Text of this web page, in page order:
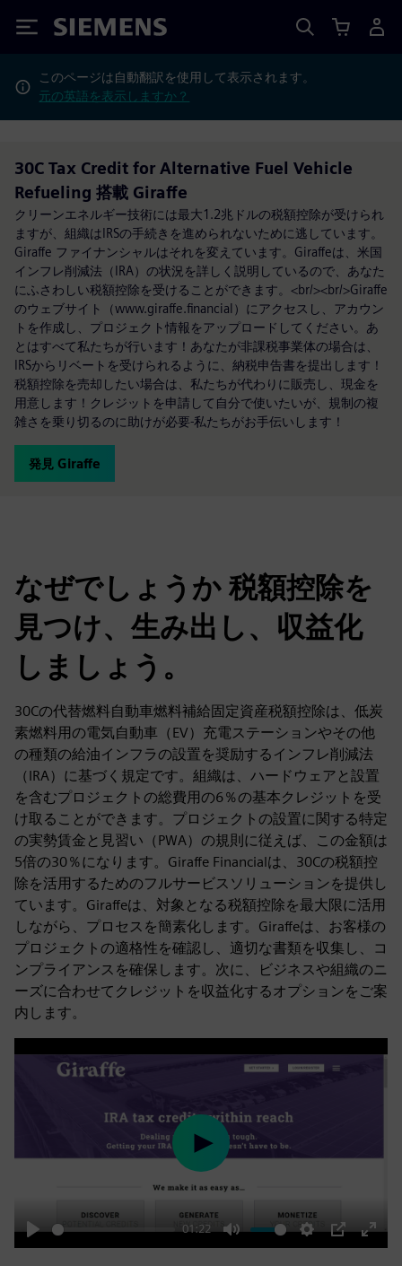
Siemens
このページは自動翻訳を使用して表示されます。
元の英語を表示しますか？
30C Tax Credit for Alternative Fuel Vehicle
Refueling 搭載 Giraffe
クリーンエネルギー技術には最大1.2兆ドルの税額控除が受けられ
ますが、組織はIRSの手続きを進められないために逃しています。
Giraffe ファイナンシャルはそれを変えています。Giraffeは、米国
インフレ削減法（IRA）の状況を詳しく説明しているので、あなた
にふさわしい税額控除を受けることができます。<br/><br/>Giraffe
のウェブサイト（www.giraffe.financial）にアクセスし、アカウン
トを作成し、プロジェクト情報をアップロードしてください。あ
とはすべて私たちが行います！あなたが非課税事業体の場合は、
IRSからリベートを受けられるように、納税申告書を提出します！
税額控除を売却したい場合は、私たちが代わりに販売し、現金を
用意します！クレジットを申請して自分で使いたいが、規制の複
雑さを乗り切るのに助けが必要-私たちがお手伝いします！
発見 Giraffe
なぜでしょうか 税額控除を
見つけ、生み出し、収益化
しましょう。
30Cの代替燃料自動車燃料補給固定資産税額控除は、低炭
素燃料用の電気自動車（EV）充電ステーションやその他
の種類の給油インフラの設置を奨励するインフレ削減法
（IRA）に基づく規定です。組織は、ハードウェアと設置
を含むプロジェクトの総費用の6％の基本クレジットを受
け取ることができます。プロジェクトの設置に関する特定
の実勢賃金と見習い（PWA）の規則に従えば、この金額は
5倍の30％になります。Giraffe Financialは、30Cの税額控
除を活用するためのフルサービスソリューションを提供し
ています。Giraffeは、対象となる税額控除を最大限に活用
しながら、プロセスを簡素化します。Giraffeは、お客様の
プロジェクトの適格性を確認し、適切な書類を収集し、コ
ンプライアンスを確保します。次に、ビジネスや組織のニ
ーズに合わせてクレジットを収益化するオプションをご案
内します。
Play
01:22
Mute Settings
PIP
Enter
Play